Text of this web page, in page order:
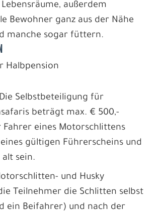
außerdem
Bewohner ganz aus der Nähe
manche sogar füttern.
Halbpension
Selbstbeteiligung für
beträgt max. € 500,-
Fahrer eines Motorschlittens
gültigen Führerscheins und
alt sein.
und Husky
Teilnehmer die Schlitten selbst
ein Beifahrer) und nach der